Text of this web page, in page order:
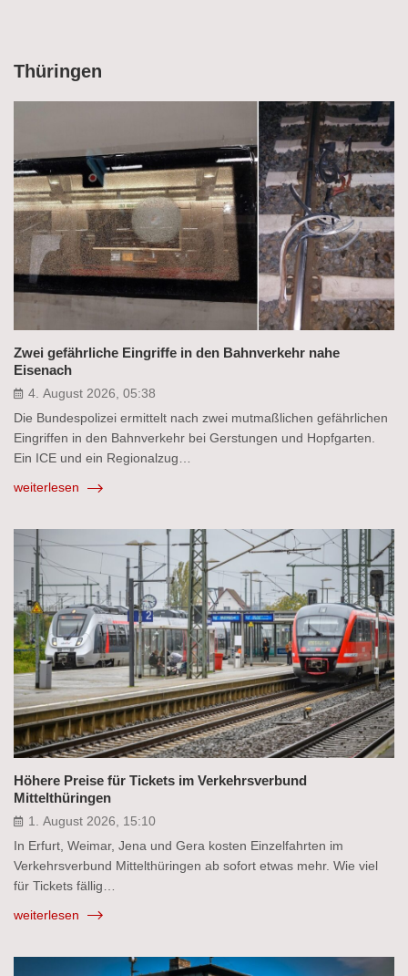
Thüringen
Zwei gefährliche Eingriffe in den Bahnverkehr nahe
Eisenach
4. August 2026, 05:38
Die Bundespolizei ermittelt nach zwei mutmaßlichen gefährlichen
Eingriffen in den Bahnverkehr bei Gerstungen und Hopfgarten.
Ein ICE und ein Regionalzug…
weiterlesen
Höhere Preise für Tickets im Verkehrsverbund
Mittelthüringen
1. August 2026, 15:10
In Erfurt, Weimar, Jena und Gera kosten Einzelfahrten im
Verkehrsverbund Mittelthüringen ab sofort etwas mehr. Wie viel
für Tickets fällig…
weiterlesen